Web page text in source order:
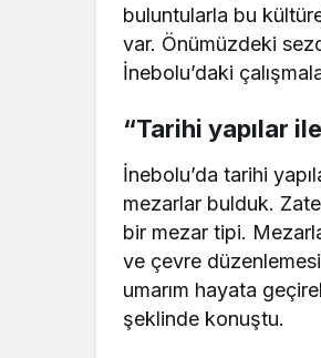
buluntularla bu
var. Önümüzdeki
İnebolu’daki
“Tarihi yapılar
İnebolu’da tarihi
mezarlar bulduk.
bir mezar tipi.
ve çevre
umarım hayata
şeklinde konuştu.